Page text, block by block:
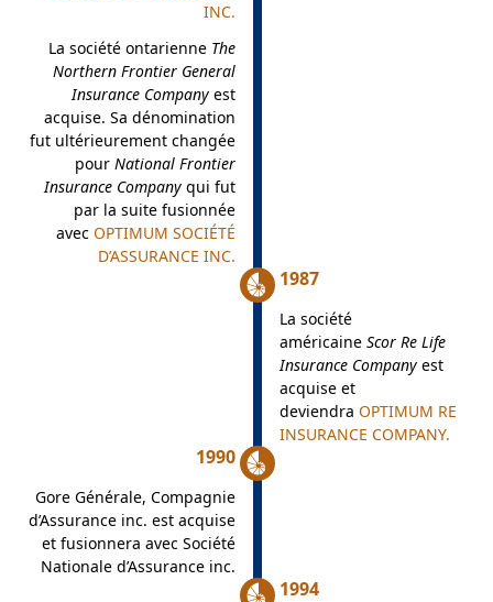
INC.
La société ontarienne The
Northern Frontier General
Insurance Company est
acquise. Sa dénomination
fut ultérieurement changée
pour National Frontier
Insurance Company qui fut
par la suite fusionnée
avec OPTIMUM SOCIÉTÉ
D’ASSURANCE INC.
1987
La société
américaine Scor Re Life
Insurance Company est
acquise et
deviendra OPTIMUM RE
INSURANCE COMPANY.
1990
Gore Générale, Compagnie
d’Assurance inc. est acquise
et fusionnera avec Société
Nationale d’Assurance inc.
1994